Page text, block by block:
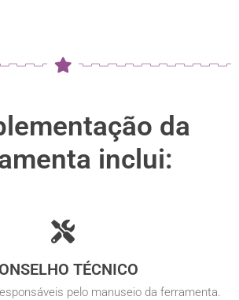
da
inclui:
TÉCNICO
pelo manuseio da ferramenta.